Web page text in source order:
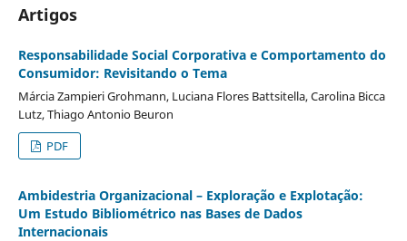
Artigos
Responsabilidade Social Corporativa e Comportamento do
Consumidor: Revisitando o Tema
Márcia Zampieri Grohmann, Luciana Flores Battsitella, Carolina Bicca
Lutz, Thiago Antonio Beuron
PDF
Ambidestria Organizacional – Exploração e Explotação:
Um Estudo Bibliométrico nas Bases de Dados
Internacionais